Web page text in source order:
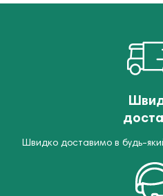
Швидко доставимо в будь-